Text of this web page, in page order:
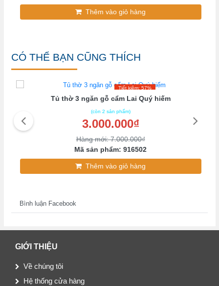
Thêm vào giỏ hàng
CÓ THỂ BẠN CŨNG THÍCH
Tiết kiệm: 57%
Tủ thờ 3 ngăn gỗ cẩm Lai Quý hiếm
(còn 2 sản phẩm)
3.000.000₫
Hàng mới: 7.000.000₫
Mã sản phẩm: 916502
Thêm vào giỏ hàng
Bình luận Facebook
GIỚI THIỆU
Về chúng tôi
Hệ thống cửa hàng